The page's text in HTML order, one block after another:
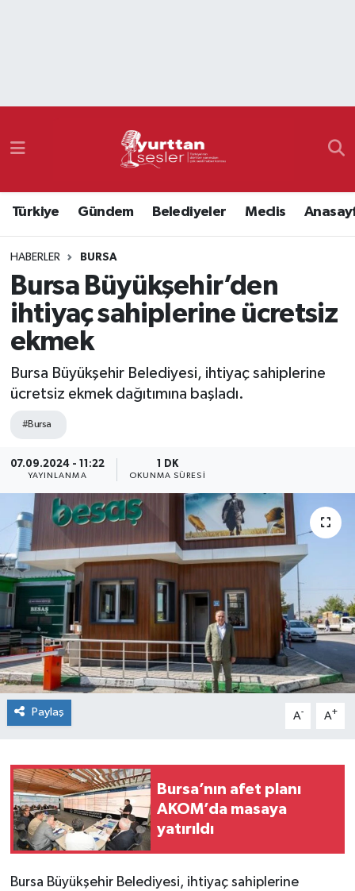
Türkiye Gündem Belediyeler Meclis
HABERLER BURSA
Bursa Büyükşehir’den
ihtiyaç sahiplerine ücretsiz
ekmek
Bursa Büyükşehir Belediyesi, ihtiyaç sahiplerine
ücretsiz ekmek dağıtımına başladı.
#Bursa
07.09.2024 - 11:22
YAYINLANMA
1 DK
OKUNMA SÜRESI
Paylaş A- A+
Bursa’nın afet planı
AKOM’da masaya
yatırıldı
Bursa Büyükşehir Belediyesi, ihtiyaç sahiplerine
Namaz Vakitleri
Süper Lig Puan Durumu ve Fikstür
Tüm Manşetler
Son Dakika Haberleri
Haber Arşivi